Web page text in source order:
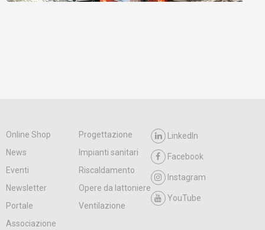
Online Shop
Progettazione
News
Impianti sanitari
Eventi
Riscaldamento
Newsletter
Opere da lattoniere
Portale
Ventilazione
LinkedIn
Facebook
Instagram
YouTube
Associazione